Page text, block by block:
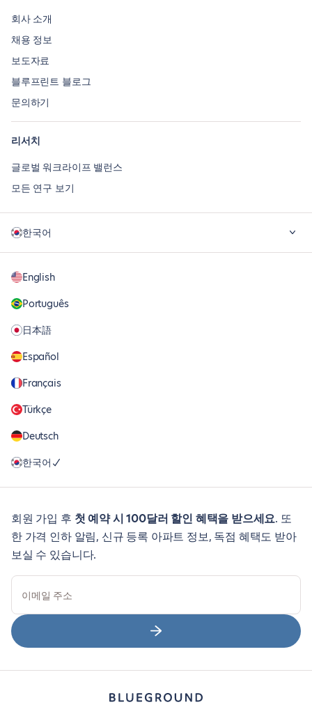
회사 소개
채용 정보
보도자료
블루프린트 블로그
문의하기
리서치
글로벌 워크라이프 밸런스
모든 연구 보기
한국어
English
Português
日本語
Español
Français
Türkçe
Deutsch
한국어
회원 가입 후 첫 예약 시 100달러 할인 혜택을 받으세요. 또
한 가격 인하 알림, 신규 등록 아파트 정보, 독점 혜택도 받아
보실 수 있습니다.
이메일 주소